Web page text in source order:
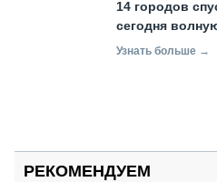
14 городов
сегодня
Узнать больше →
РЕКОМЕНДУЕМ